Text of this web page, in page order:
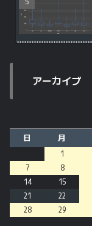
アーカイブ
日 月
1
7
8
14
15
21
22
28
29